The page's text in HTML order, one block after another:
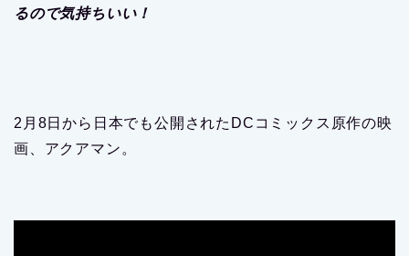
るので気持ちいい！
2月8日から日本でも公開されたDCコミックス原作の映
画、アクアマン。